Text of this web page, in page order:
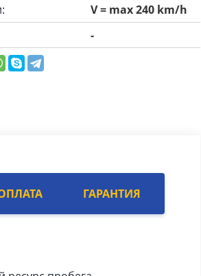
V = max 240 km/h
-
ГАРАНТИЯ